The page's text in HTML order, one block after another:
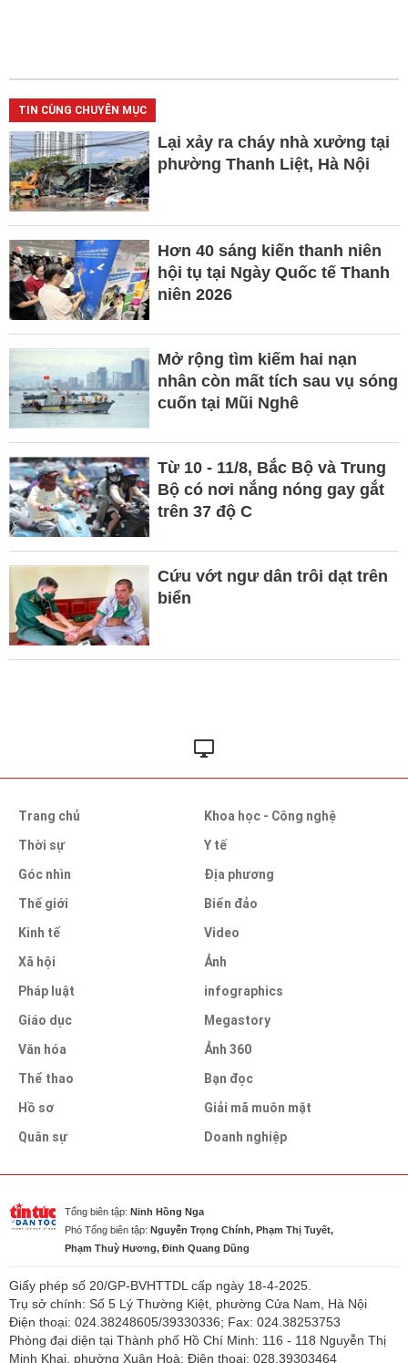
TIN CÙNG CHUYÊN MỤC
Lại xảy ra cháy nhà xưởng tại
phường Thanh Liệt, Hà Nội
Hơn 40 sáng kiến thanh niên
hội tụ tại Ngày Quốc tế Thanh
niên 2026
Mở rộng tìm kiếm hai nạn
nhân còn mất tích sau vụ sóng
cuốn tại Mũi Nghê
Từ 10 - 11/8, Bắc Bộ và Trung
Bộ có nơi nắng nóng gay gắt
trên 37 độ C
Cứu vớt ngư dân trôi dạt trên
biển
Trang chủ
Thời sự
Góc nhìn
Thế giới
Kinh tế
Xã hội
Pháp luật
Giáo dục
Văn hóa
Thể thao
Hồ sơ
Quân sự
Khoa học - Công nghệ
Y tế
Địa phương
Biển đảo
Video
Ảnh
infographics
Megastory
Ảnh 360
Bạn đọc
Giải mã muôn mặt
Doanh nghiệp
Tổng biên tập: Ninh Hồng Nga
Phó Tổng biên tập: Nguyễn Trọng Chính, Phạm Thị Tuyết,
Phạm Thuỳ Hương, Đinh Quang Dũng
Giấy phép số 20/GP-BVHTTDL cấp ngày 18-4-2025.
Trụ sở chính: Số 5 Lý Thường Kiệt, phường Cửa Nam, Hà Nội
Điện thoại: 024.38248605/39330336; Fax: 024.38253753
Phòng đại diện tại Thành phố Hồ Chí Minh: 116 - 118 Nguyễn Thị
Minh Khai, phường Xuân Hoà; Điện thoại: 028.39303464